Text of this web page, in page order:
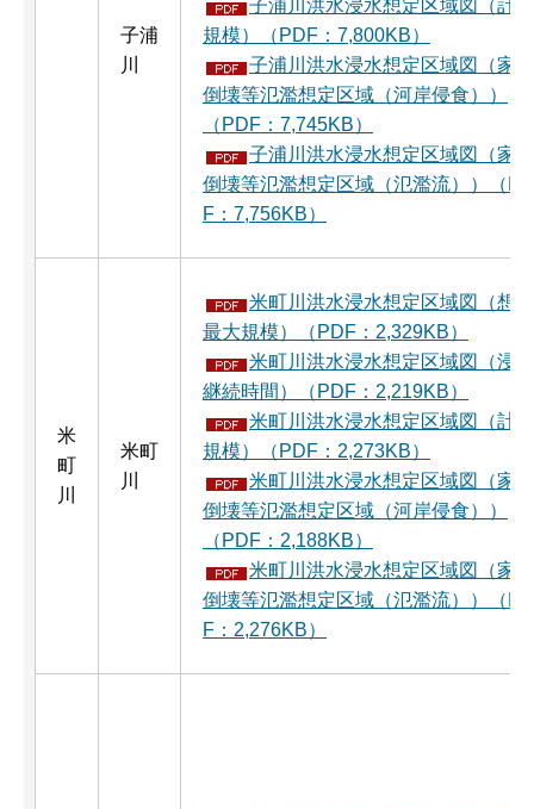
子浦
川
子浦川洪水浸水想定区域図（計画
規模）（PDF：7,800KB）
子浦川洪水浸水想定区域図（家屋
倒壊等氾濫想定区域（河岸侵食））
（PDF：7,745KB）
子浦川洪水浸水想定区域図（家屋
倒壊等氾濫想定区域（氾濫流））（PD
F：7,756KB）
米
町
川
米町
川
米町川洪水浸水想定区域図（想定
最大規模）（PDF：2,329KB）
米町川洪水浸水想定区域図（浸水
継続時間）（PDF：2,219KB）
米町川洪水浸水想定区域図（計画
規模）（PDF：2,273KB）
米町川洪水浸水想定区域図（家屋
倒壊等氾濫想定区域（河岸侵食））
（PDF：2,188KB）
米町川洪水浸水想定区域図（家屋
倒壊等氾濫想定区域（氾濫流））（PD
F：2,276KB）